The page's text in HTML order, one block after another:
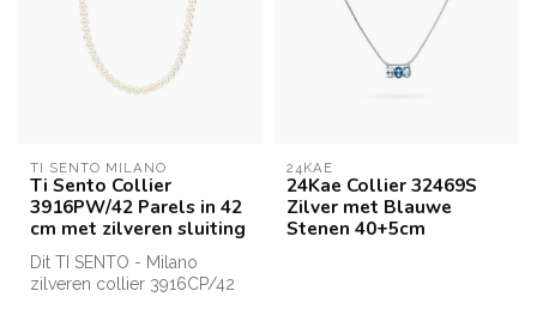
TI SENTO MILANO
Ti Sento Collier
3916PW/42 Parels in 42
cm met zilveren sluiting
Dit TI SENTO - Milano
zilveren collier 3916CP/42
24KAE
24Kae Collier 32469S
Zilver met Blauwe
Stenen 40+5cm